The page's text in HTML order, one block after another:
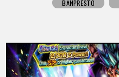
BANPRESTO